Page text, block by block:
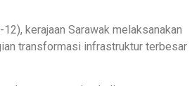
kerajaan Sarawak melaksanakan
transformasi infrastruktur terbesar